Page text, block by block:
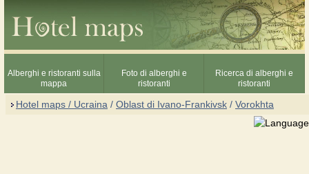
Alberghi e ristoranti sulla
mappa
Foto di alberghi e
ristoranti
Ricerca di alberghi e
ristoranti
Hotel maps / Ucraina / Oblast di Ivano-Frankivsk / Vorokhta